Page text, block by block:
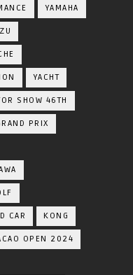
YAMAHA
YACHT
SHOW 46TH
PRIX
CAR KONG
OPEN 2024